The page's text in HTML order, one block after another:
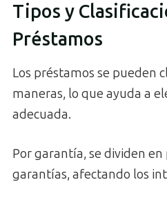
Tipos y
Préstamos
Los préstamos se pueden
maneras, lo que ayuda a
adecuada.
Por garantía, se dividen en
garantías, afectando los